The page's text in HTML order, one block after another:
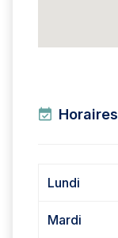
Horaires
Lundi
Mardi